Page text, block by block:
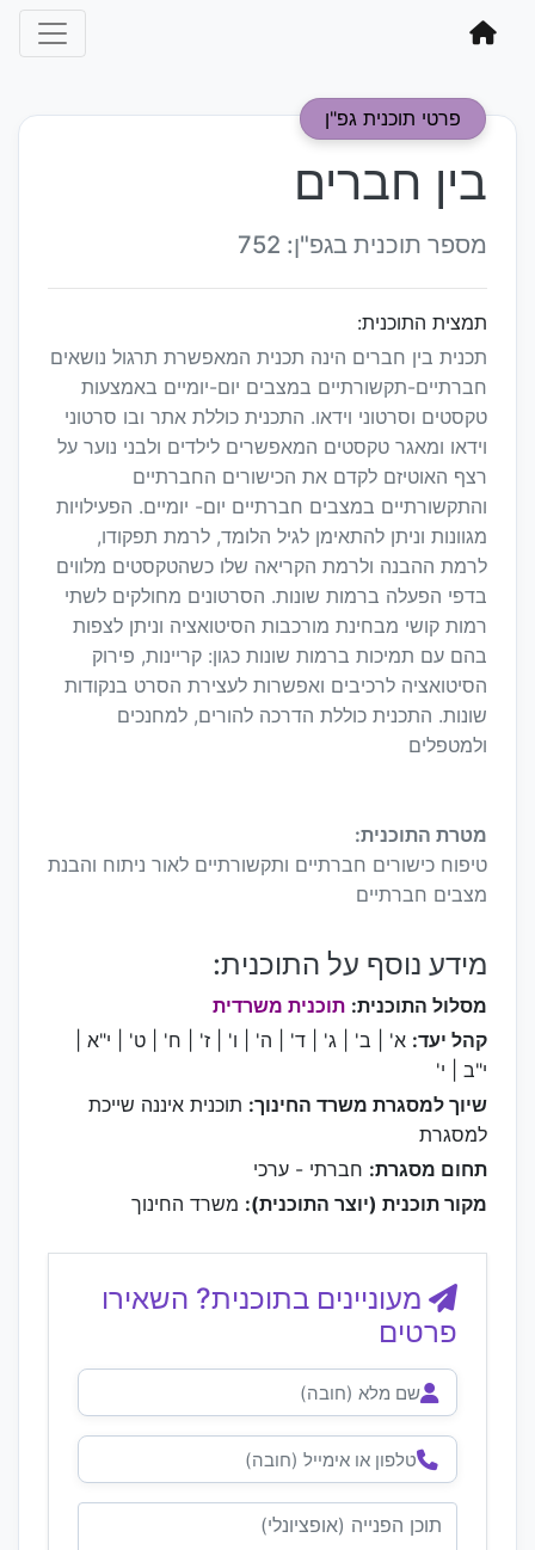
פרטי תוכנית גפ"ן
בין חברים
מספר תוכנית בגפ"ן: 752
תמצית התוכנית:
תכנית בין חברים הינה תכנית המאפשרת תרגול נושאים
חברתיים-תקשורתיים במצבים יום-יומיים באמצעות
טקסטים וסרטוני וידאו. התכנית כוללת אתר ובו סרטוני
וידאו ומאגר טקסטים המאפשרים לילדים ולבני נוער על
רצף האוטיזם לקדם את הכישורים החברתיים
והתקשורתיים במצבים חברתיים יום- יומיים. הפעילויות
מגוונות וניתן להתאימן לגיל הלומד, לרמת תפקודו,
לרמת ההבנה ולרמת הקריאה שלו כשהטקסטים מלווים
בדפי הפעלה ברמות שונות. הסרטונים מחולקים לשתי
רמות קושי מבחינת מורכבות הסיטואציה וניתן לצפות
בהם עם תמיכות ברמות שונות כגון: קריינות, פירוק
הסיטואציה לרכיבים ואפשרות לעצירת הסרט בנקודות
שונות. התכנית כוללת הדרכה להורים, למחנכים
ולמטפלים
מטרת התוכנית:
טיפוח כישורים חברתיים ותקשורתיים לאור ניתוח והבנת
מצבים חברתיים
מידע נוסף על התוכנית:
מסלול התוכנית: תוכנית משרדית
קהל יעד: א' | ב' | ג' | ד' | ה' | ו' | ז' | ח' | ט' | י"א |
י"ב | י'
שיוך למסגרת משרד החינוך: תוכנית איננה שייכת
למסגרת
תחום מסגרת: חברתי - ערכי
מקור תוכנית (יוצר התוכנית): משרד החינוך
מעוניינים בתוכנית? השאירו
פרטים